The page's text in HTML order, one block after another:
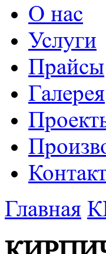
О нас
Услуги
Прайсы
Галерея
Главная